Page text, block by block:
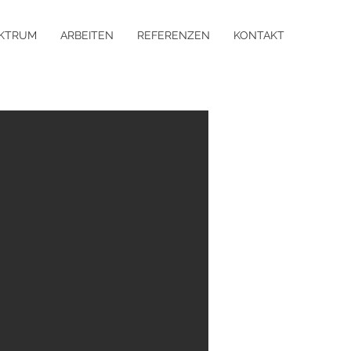
ARBEITEN REFERENZEN KONTAKT